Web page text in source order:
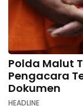
Polda Malut
Pengacara
Dokumen
HEADLINE